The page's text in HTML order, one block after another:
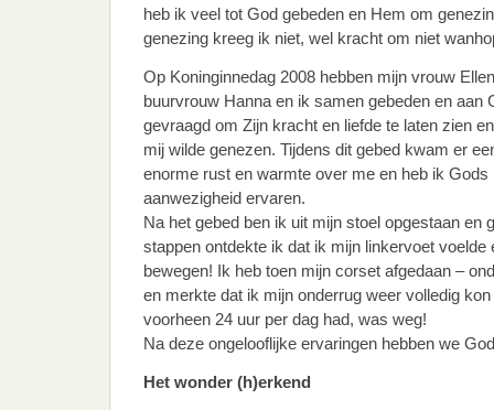
heb ik veel tot God gebeden en Hem om
genezing kreeg ik niet, wel kracht om niet
Op Koninginnedag 2008 hebben mijn vrouw
buurvrouw Hanna en ik samen gebeden en aan
gevraagd om Zijn kracht en liefde te laten zien
mij wilde genezen. Tijdens dit gebed kwam er
enorme rust en warmte over me en heb ik Gods
aanwezigheid ervaren.
Na het gebed ben ik uit mijn stoel opgestaan en
stappen ontdekte ik dat ik mijn linkervoet voelde
bewegen! Ik heb toen mijn corset afgedaan –
en merkte dat ik mijn onderrug weer volledig
voorheen 24 uur per dag had, was weg!
Na deze ongelooflijke ervaringen hebben we
Het wonder (h)erkend